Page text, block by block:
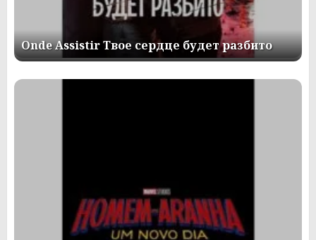
Onde Assistir Твое сердце будет разбито